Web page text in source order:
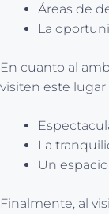
Áreas de
La
En cuanto al
visiten este
La
Un
Finalmente, al